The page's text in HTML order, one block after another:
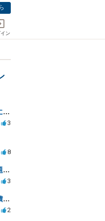
ン
息子の借金問題で消費者金融が自宅にくるのをやめさせる方法はないですか？
3
8
自己破産中に不用品を売却しても問題ないか？
3
詐欺被害でできた借金と元の借金が積み重なり返済困難
2